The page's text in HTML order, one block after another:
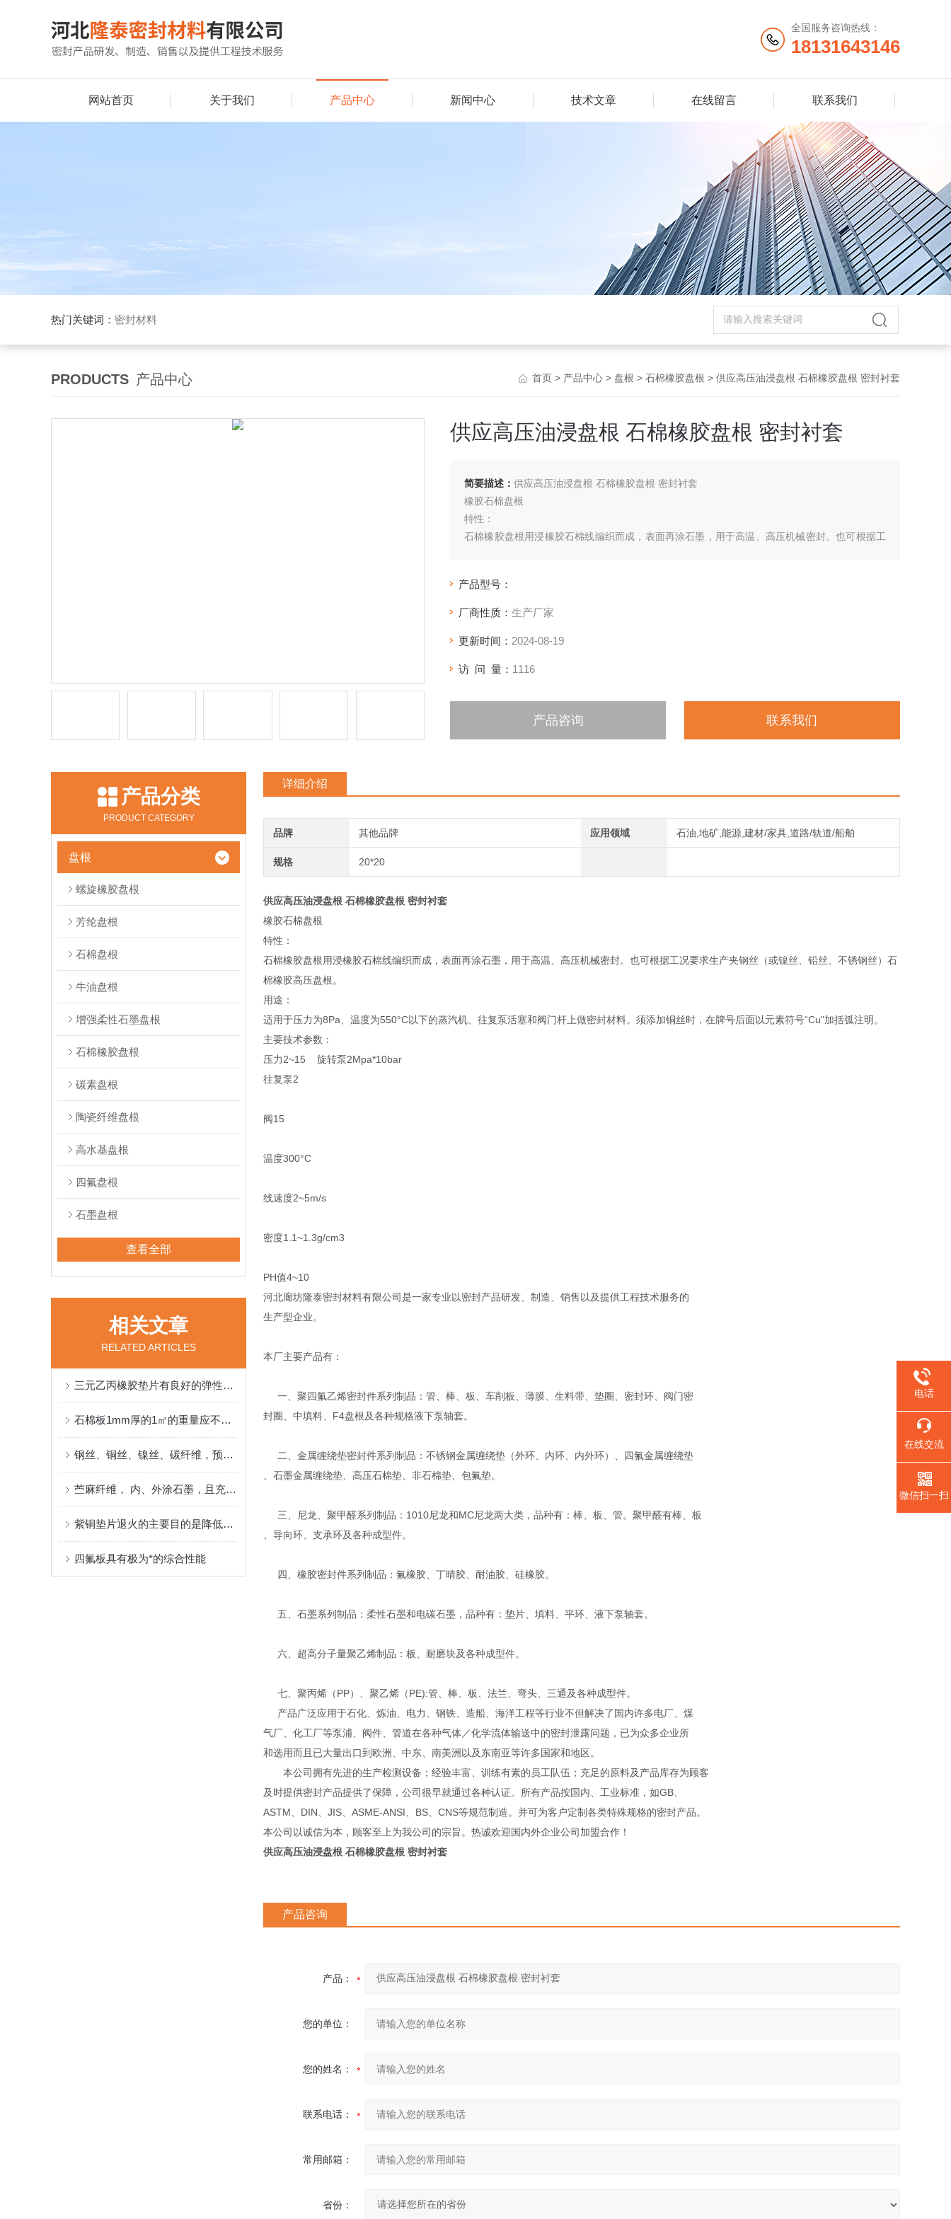
全国服务咨询热线：
18131643146
网站首页 关于我们 产品中心 新闻中心 技术文章 在线留言 联系我们
热门关键词： 密封材料
PRODUCTS 产品中心 首页 > 产品中心 > 盘根 > 石棉橡胶盘根 > 供应高压油浸盘根 石棉橡胶盘根 密封衬套
供应高压油浸盘根 石棉橡胶盘根 密封衬套
简要描述： 供应高压油浸盘根 石棉橡胶盘根 密封衬套
橡胶石棉盘根
特性：
石棉橡胶盘根用浸橡胶石棉线编织而成，表面再涂石墨，用于高温、高压机械密封。也可根据工
产品型号：
厂商性质： 生产厂家
更新时间： 2024-08-19
访 问 量： 1116
产品咨询 联系我们
产品分类
PRODUCT CATEGORY
盘根
螺旋橡胶盘根
芳纶盘根
石棉盘根
牛油盘根
增强柔性石墨盘根
石棉橡胶盘根
碳素盘根
陶瓷纤维盘根
高水基盘根
四氟盘根
石墨盘根
查看全部
相关文章
RELATED ARTICLES
三元乙丙橡胶垫片有良好的弹性和恢复性
石棉板1mm厚的1㎡的重量应不超过1.3Kg
钢丝、铜丝、镍丝、碳纤维，预氧丝、玻璃纱都可做石墨盘根的简金属丝
苎麻纤维， 内、外涂石墨，且充分浸润特殊的润滑油方形编织而成高水基盘根
紫铜垫片退火的主要目的是降低其硬度
四氟板具有极为*的综合性能
详细介绍
品牌 其他品牌 应用领域 石油,地矿,能源,建材/家具,道路/轨道/船舶
规格 20*20
供应高压油浸盘根 石棉橡胶盘根 密封衬套
橡胶石棉盘根
特性：
石棉橡胶盘根用浸橡胶石棉线编织而成，表面再涂石墨，用于高温、高压机械密封。也可根据工况要求生产夹钢丝（或镍丝、铅丝、不锈钢丝）石
棉橡胶高压盘根。
用途：
适用于压力为8Pa、温度为550°C以下的蒸汽机、往复泵活塞和阀门杆上做密封材料。须添加铜丝时，在牌号后面以元素符号“Cu"加括弧注明。
主要技术参数：
压力2~15 旋转泵2Mpa*10bar
往复泵2
阀15
温度300°C
线速度2~5m/s
密度1.1~1.3g/cm3
PH值4~10
河北廊坊隆泰密封材料有限公司是一家专业以密封产品研发、制造、销售以及提供工程技术服务的
生产型企业。
本厂主要产品有：
一、聚四氟乙烯密封件系列制品：管、棒、板、车削板、薄膜、生料带、垫圈、密封环、阀门密
封圈、中填料、F4盘根及各种规格液下泵轴套。
二、金属缠绕垫密封件系列制品：不锈钢金属缠绕垫（外环、内环、内外环）、四氟金属缠绕垫
、石墨金属缠绕垫、高压石棉垫、非石棉垫、包氟垫。
三、尼龙、聚甲醛系列制品：1010尼龙和MC尼龙两大类，品种有：棒、板、管。聚甲醛有棒、板
、导向环、支承环及各种成型件。
四、橡胶密封件系列制品：氟橡胶、丁晴胶、耐油胶、硅橡胶。
五、石墨系列制品：柔性石墨和电碳石墨，品种有：垫片、填料、平环、液下泵轴套。
六、超高分子量聚乙烯制品：板、耐磨块及各种成型件。
七、聚丙烯（PP）、聚乙烯（PE):管、棒、板、法兰、弯头、三通及各种成型件。
产品广泛应用于石化、炼油、电力、钢铁、造船、海洋工程等行业不但解决了国内许多电厂、煤
气厂、化工厂等泵浦、阀件、管道在各种气体／化学流体输送中的密封泄露问题，已为众多企业所
和选用而且已大量出口到欧洲、中东、南美洲以及东南亚等许多国家和地区。
本公司拥有先进的生产检测设备；经验丰富、训练有素的员工队伍；充足的原料及产品库存为顾客
及时提供密封产品提供了保障，公司很早就通过各种认证。所有产品按国内、工业标准，如GB、
ASTM、DIN、JIS、ASME-ANSI、BS、CNS等规范制造。并可为客户定制各类特殊规格的密封产品。
本公司以诚信为本，顾客至上为我公司的宗旨。热诚欢迎国内外企业公司加盟合作！
供应高压油浸盘根 石棉橡胶盘根 密封衬套
产品咨询
产品：
您的单位：
您的姓名：
联系电话：
常用邮箱：
省份：
电话
在线交流
微信扫一扫